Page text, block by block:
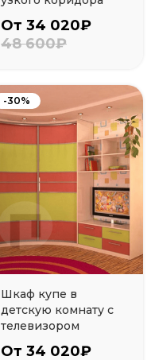
От 34 020₽
48 600₽
-30%
Шкаф купе в
детскую комнату с
телевизором
От 34 020₽